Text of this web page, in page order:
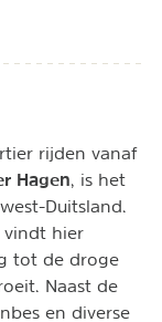
rijden vanaf
Hagen
is het
Duitsland.
vindt hier
tot de droge
Naast de
en diverse